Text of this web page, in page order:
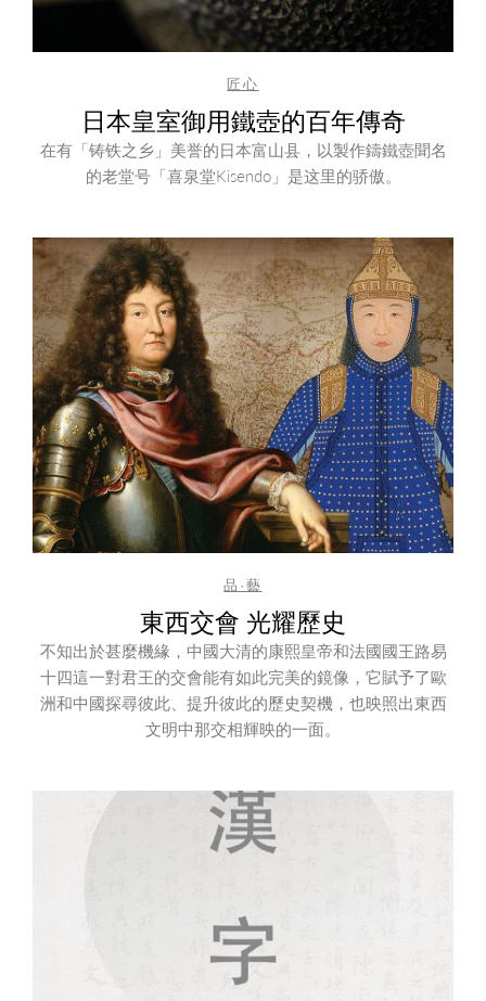
匠心
日本皇室御用鐵壺的百年傳奇
在有「铸铁之乡」美誉的日本富山县，以製作鑄鐵壺聞名
的老堂号「喜泉堂Kisendo」是这里的骄傲。
品·藝
東西交會 光耀歷史
不知出於甚麼機緣，中國大清的康熙皇帝和法國國王路易
十四這一對君王的交會能有如此完美的鏡像，它賦予了歐
洲和中國探尋彼此、提升彼此的歷史契機，也映照出東西
文明中那交相輝映的一面。